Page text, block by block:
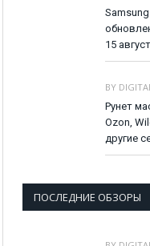
15
BY
Рунет
Ozon,
другие
ПОСЛЕДНИЕ ОБЗОРЫ